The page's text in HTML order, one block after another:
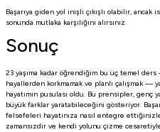
Başarıya giden yol inişli çıkışlı olabilir,
sonunda mutlaka karşılığını alırsınız.
Sonuç
23 yaşıma kadar öğrendiğim bu üç temel ders
hayallerden korkmamak ve planlı çalışmak
hayatımın pusulası oldu. Bu prensipler, genç
büyük farklar yaratabileceğini gösteriyor.
felsefeleri hayatınıza nasıl entegre
zamansızdır ve kendi yolunu çizme